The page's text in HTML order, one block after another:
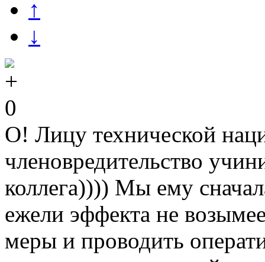
↑
↓
0
О! Лицу технической
членовредительство
коллега)))) Мы ему
ежели эффекта не
меры и проводить